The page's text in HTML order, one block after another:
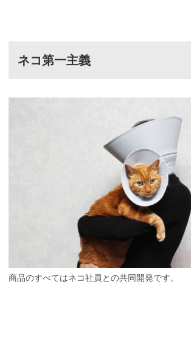
ネコ第一主義
商品のすべてはネコ社員との共同開発です。